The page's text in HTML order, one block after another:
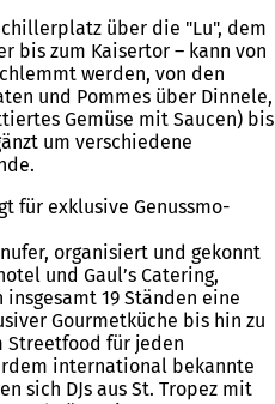
über die "Lu", dem
bis zum Kaisertor – kann von
werden, von den
und Pommes über Dinnele,
Gemüse mit Saucen) bis
um verschiedene
für exklusive Genussmo-
organisiert und gekonnt
und Gaul’s Catering,
19 Ständen eine
Gourmetküche bis hin zu
Streetfood für jeden
international bekannte
sich DJs aus St. Tropez mit